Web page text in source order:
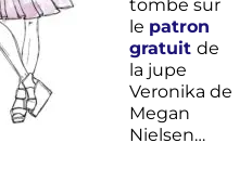
tombe sur
le patron
gratuit de
la jupe
Veronika de
Megan
Nielsen…